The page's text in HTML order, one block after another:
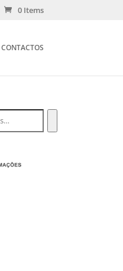
0 Items
CONTACTOS